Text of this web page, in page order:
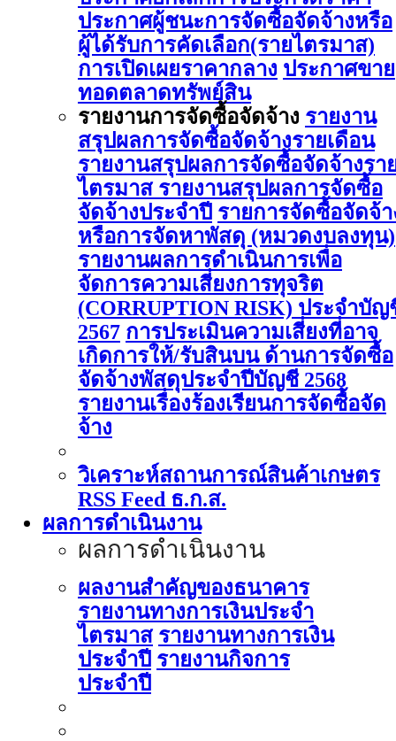
ประกาศผู้ชนะการจัดซื้อจัดจ้างหรือ
ผู้ได้รับการคัดเลือก(รายไตรมาส)
การเปิดเผยราคากลาง ประกาศขาย
ทอดตลาดทรัพย์สิน
รายงานการจัดซื้อจัดจ้าง รายงาน
สรุปผลการจัดซื้อจัดจ้างรายเดือน
รายงานสรุปผลการจัดซื้อจัดจ้างรา
ไตรมาส รายงานสรุปผลการจัดซื้อ
จัดจ้างประจำปี รายการจัดซื้อจัดจ้า
หรือการจัดหาพัสดุ (หมวดงบลงทุน)
รายงานผลการดําเนินการเพื่อ
จัดการความเสี่ยงการทุจริต
(CORRUPTION RISK) ประจําบัญ
2567 การประเมินความเสี่ยงที่อาจ
เกิดการให้/รับสินบน ด้านการจัดซื้อ
จัดจ้างพัสดุประจําปีบัญชี 2568
รายงานเรื่องร้องเรียนการจัดซื้อจัด
จ้าง
วิเคราะห์สถานการณ์สินค้าเกษตร
RSS Feed ธ.ก.ส.
ผลการดำเนินงาน
ผลการดำเนินงาน
ผลงานสำคัญของธนาคาร
รายงานทางการเงินประจำ
ไตรมาส รายงานทางการเงิน
ประจำปี รายงานกิจการ
ประจำปี